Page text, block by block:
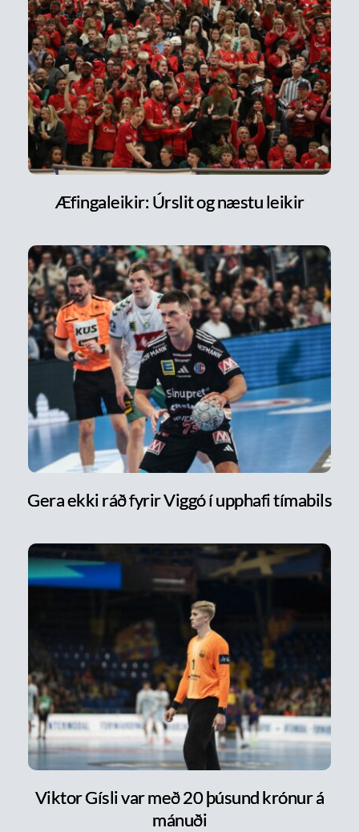
Æfingaleikir: Úrslit og næstu leikir
Gera ekki ráð fyrir Viggó í upphafi tímabils
Viktor Gísli var með 20 þúsund krónur á
mánuði